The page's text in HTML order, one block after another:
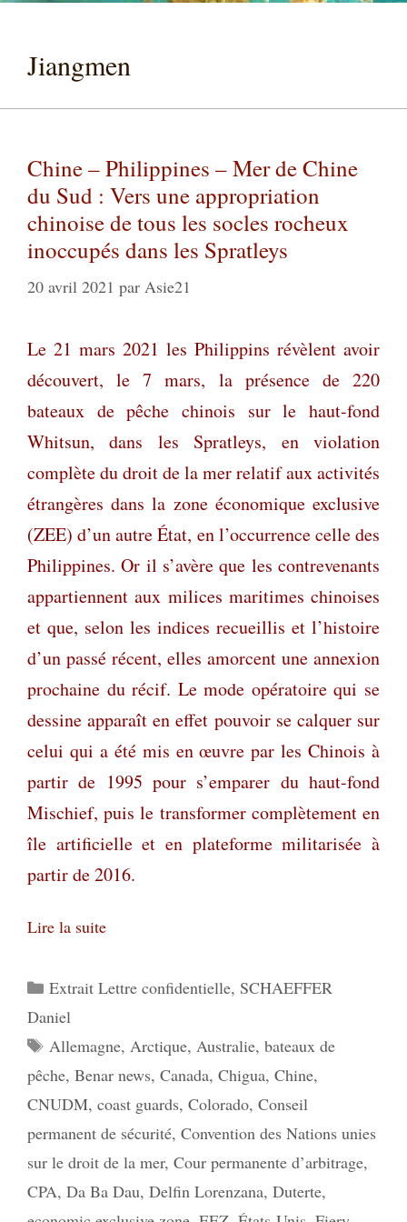
Jiangmen
Chine – Philippines – Mer de Chine
du Sud : Vers une appropriation
chinoise de tous les socles rocheux
inoccupés dans les Spratleys
20 avril 2021 par Asie21
Le 21 mars 2021 les Philippins révèlent avoir
découvert, le 7 mars, la présence de 220
bateaux de pêche chinois sur le haut-fond
Whitsun, dans les Spratleys, en violation
complète du droit de la mer relatif aux activités
étrangères dans la zone économique exclusive
(ZEE) d’un autre État, en l’occurrence celle des
Philippines. Or il s’avère que les contrevenants
appartiennent aux milices maritimes chinoises
et que, selon les indices recueillis et l’histoire
d’un passé récent, elles amorcent une annexion
prochaine du récif. Le mode opératoire qui se
dessine apparaît en effet pouvoir se calquer sur
celui qui a été mis en œuvre par les Chinois à
partir de 1995 pour s’emparer du haut-fond
Mischief, puis le transformer complètement en
île artificielle et en plateforme militarisée à
partir de 2016.
Lire la suite
Catégories
Extrait Lettre confidentielle, SCHAEFFER
Daniel
Étiquettes
Allemagne, Arctique, Australie, bateaux de
pêche, Benar news, Canada, Chigua, Chine,
CNUDM, coast guards, Colorado, Conseil
permanent de sécurité, Convention des Nations unies
sur le droit de la mer, Cour permanente d’arbitrage,
CPA, Da Ba Dau, Delfin Lorenzana, Duterte,